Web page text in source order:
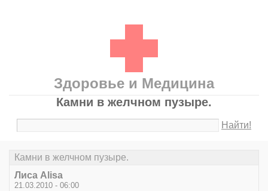
Здоровье и Медицина
Камни в желчном пузыре.
Найти!
Камни в желчном пузыре.
Лиса Alisa
21.03.2010 - 06:00